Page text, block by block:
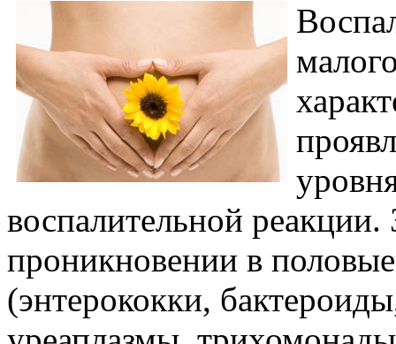
воспалительной реакции.
проникновении в
(энтерококки,